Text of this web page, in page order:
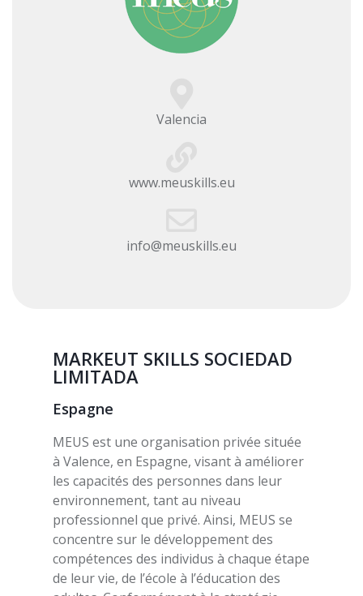
Valencia
www.meuskills.eu
info@meuskills.eu
MARKEUT SKILLS SOCIEDAD
LIMITADA
Espagne
MEUS est une organisation privée située
à Valence, en Espagne, visant à améliorer
les capacités des personnes dans leur
environnement, tant au niveau
professionnel que privé. Ainsi, MEUS se
concentre sur le développement des
compétences des individus à chaque étape
de leur vie, de l’école à l’éducation des